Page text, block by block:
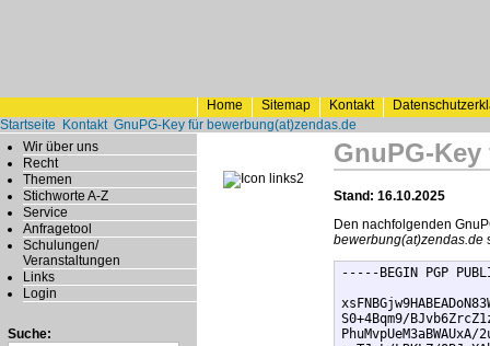
Home Sitemap Kontakt
Startseite
Kontakt GnuPG-Key für bewerbung(at)zendas.de
Wir über uns
Recht
Themen
Stichworte A-Z
Service
Anfragetool
Schulungen/
Veranstaltungen
Links
Login
Suche:
GnuPG-
Stand: 16.10.2025
Den nachfolgenden
bewerbung(at)zendas.de
-----BEGIN PGP
S0+4Bqm9/
PhuMvpUeM3aBWAUxA/